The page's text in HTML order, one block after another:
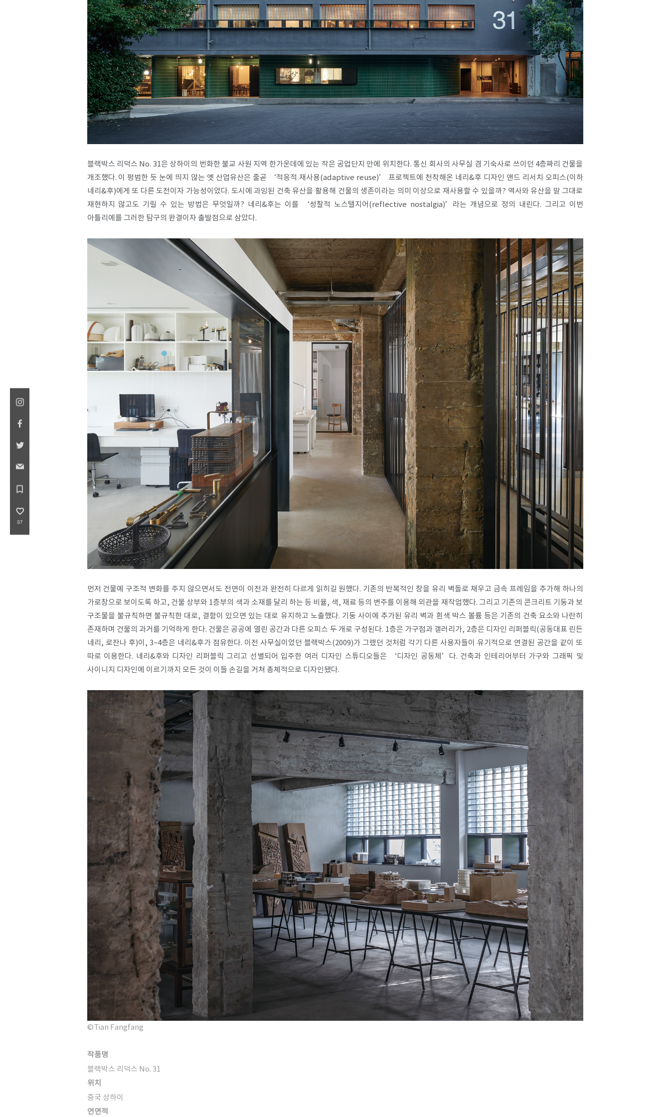
블랙박스 리덕스 No. 31은 상하이의 번화한 불교 사원 지역 한가운데에 있는 작은 공업단지 안에 위치한다. 통신 회사의 사무실 겸 기숙사로 쓰이던 4층짜리 건물을
개조했다. 이 평범한 듯 눈에 띄지 않는 옛 산업유산은 줄곧 ‘적응적 재사용(adaptive reuse)’ 프로젝트에 천착해온 네리&후 디자인 앤드 리서치 오피스(이하
네리&후)에게 또 다른 도전이자 가능성이었다. 도시에 과잉된 건축 유산을 활용해 건물의 생존이라는 의미 이상으로 재사용할 수 있을까? 역사와 유산을 말 그대로
재현하지 않고도 기릴 수 있는 방법은 무엇일까? 네리&후는 이를 ‘성찰적 노스탤지어(reflective nostalgia)’라는 개념으로 정의 내린다. 그리고 이번
아틀리에를 그러한 탐구의 완결이자 출발점으로 삼았다.
먼저 건물에 구조적 변화를 주지 않으면서도 전면이 이전과 완전히 다르게 읽히길 원했다. 기존의 반복적인 창을 유리 벽돌로 채우고 금속 프레임을 추가해 하나의
가로창으로 보이도록 하고, 건물 상부와 1층부의 색과 소재를 달리 하는 등 비율, 색, 재료 등의 변주를 이용해 외관을 재작업했다. 그리고 기존의 콘크리트 기둥과 보
구조물을 불규칙하면 불규칙한 대로, 결함이 있으면 있는 대로 유지하고 노출했다. 기둥 사이에 추가된 유리 벽과 흰색 박스 볼륨 등은 기존의 건축 요소와 나란히
존재하며 건물의 과거를 기억하게 한다. 건물은 공공에 열린 공간과 다른 오피스 두 개로 구성된다. 1층은 가구점과 갤러리가, 2층은 디자인 리퍼블릭(공동대표 린든
네리, 로잔나 후)이, 3~4층은 네리&후가 점유한다. 이전 사무실이었던 블랙박스(2009)가 그랬던 것처럼 각기 다른 사용자들이 유기적으로 연결된 공간을 같이 또
따로 이용한다. 네리&후와 디자인 리퍼블릭 그리고 선별되어 입주한 여러 디자인 스튜디오들은 ‘디자인 공동체’다. 건축과 인테리어부터 가구와 그래픽 및
사이니지 디자인에 이르기까지 모든 것이 이들 손길을 거쳐 총체적으로 디자인됐다.​
©Tian Fangfang
작품명
블랙박스 리덕스 No. 31
위치
중국 상하이
연면적
bookmark_border
favorite_border
37